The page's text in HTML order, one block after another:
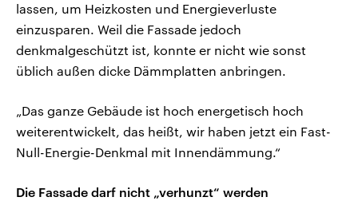
lassen, um Heizkosten und Energieverluste
einzusparen. Weil die Fassade jedoch
denkmalgeschützt ist, konnte er nicht wie sonst
üblich außen dicke Dämmplatten anbringen.
„Das ganze Gebäude ist hoch energetisch hoch
weiterentwickelt, das heißt, wir haben jetzt ein Fast-
Null-Energie-Denkmal mit Innendämmung.“
Die Fassade darf nicht „verhunzt“ werden